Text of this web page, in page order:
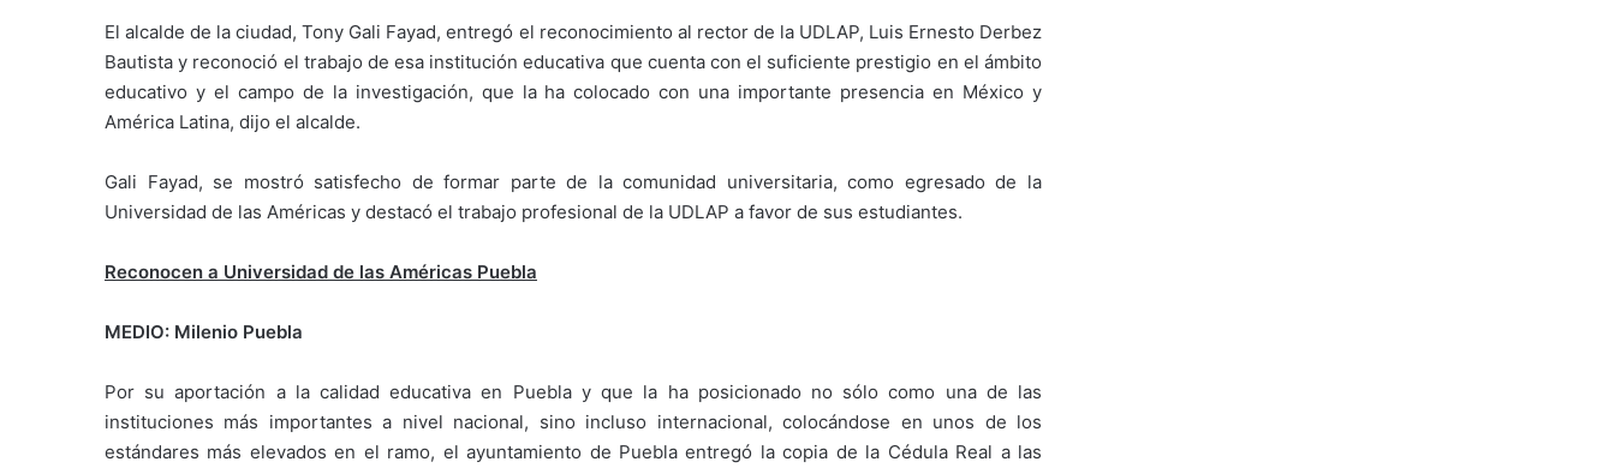
El alcalde de la ciudad, Tony Gali Fayad, entregó el reconocimiento al rector de la UDLAP, Luis Ernesto Derbez
Bautista y reconoció el trabajo de esa institución educativa que cuenta con el suficiente prestigio en el ámbito
educativo y el campo de la investigación, que la ha colocado con una importante presencia en México y
América Latina, dijo el alcalde.
Gali Fayad, se mostró satisfecho de formar parte de la comunidad universitaria, como egresado de la
Universidad de las Américas y destacó el trabajo profesional de la UDLAP a favor de sus estudiantes.
Reconocen a Universidad de las Américas Puebla
MEDIO: Milenio Puebla
Por su aportación a la calidad educativa en Puebla y que la ha posicionado no sólo como una de las
instituciones más importantes a nivel nacional, sino incluso internacional, colocándose en unos de los
estándares más elevados en el ramo, el ayuntamiento de Puebla entregó la copia de la Cédula Real a las